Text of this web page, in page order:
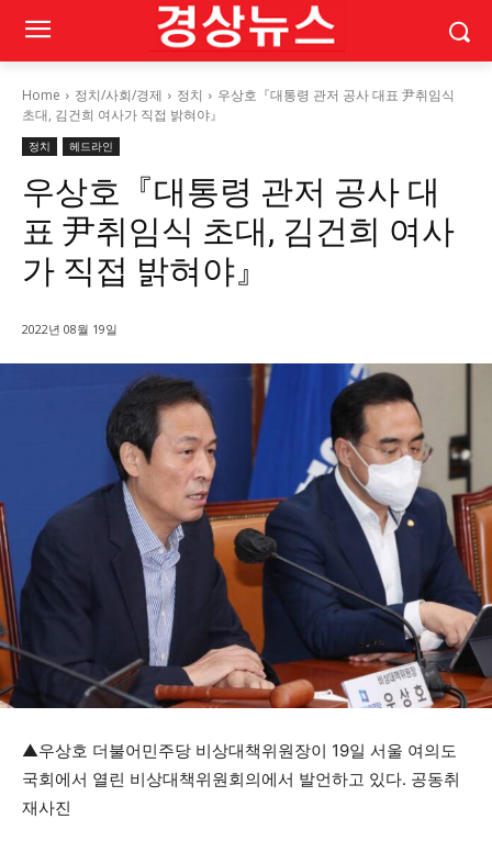
Home 정치/사회/경제 정치
우상호『대통령 관저 공사 대표 尹취임식
초대, 김건희 여사가 직접 밝혀야』
정치 헤드라인
우상호『대통령 관저 공사 대
표 尹취임식 초대, 김건희 여사
가 직접 밝혀야』
2022년 08월 19일
▲우상호 더불어민주당 비상대책위원장이 19일 서울 여의도
국회에서 열린 비상대책위원회의에서 발언하고 있다. 공동취
재사진